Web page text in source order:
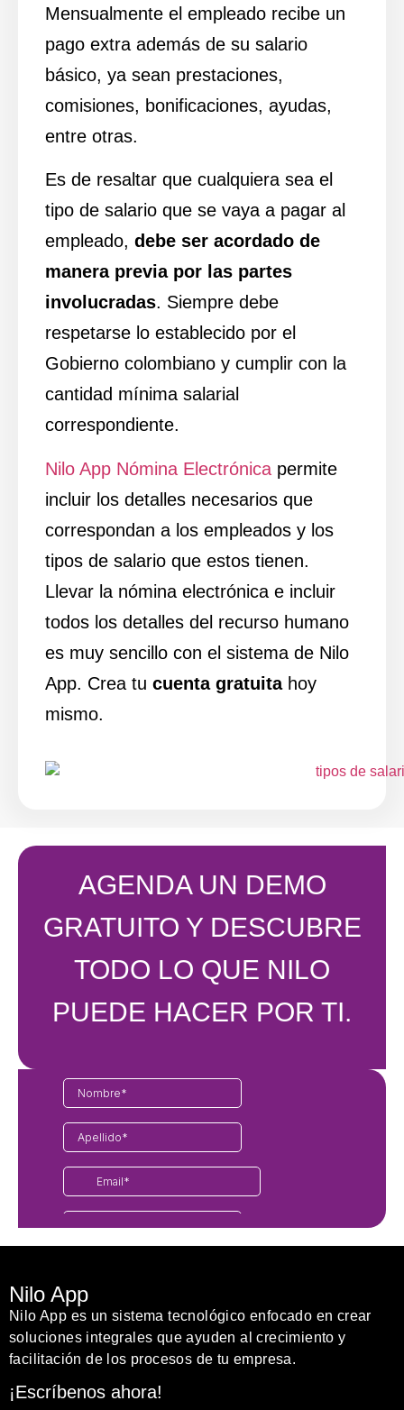
Mensualmente el empleado recibe un
pago extra además de su salario
básico, ya sean prestaciones,
comisiones, bonificaciones, ayudas,
entre otras.
Es de resaltar que cualquiera sea el
tipo de salario que se vaya a pagar al
empleado, debe ser acordado de
manera previa por las partes
involucradas. Siempre debe
respetarse lo establecido por el
Gobierno colombiano y cumplir con la
cantidad mínima salarial
correspondiente.
Nilo App Nómina Electrónica permite
incluir los detalles necesarios que
correspondan a los empleados y los
tipos de salario que estos tienen.
Llevar la nómina electrónica e incluir
todos los detalles del recurso humano
es muy sencillo con el sistema de Nilo
App. Crea tu cuenta gratuitahoy
mismo.
AGENDA UN DEMO
GRATUITO Y DESCUBRE
TODO LO QUE NILO
PUEDE HACER POR TI.
Nilo App
Nilo App es un sistema tecnológico enfocado en crear
soluciones integrales que ayuden al crecimiento y
facilitación de los procesos de tu empresa.
¡Escríbenos ahora!